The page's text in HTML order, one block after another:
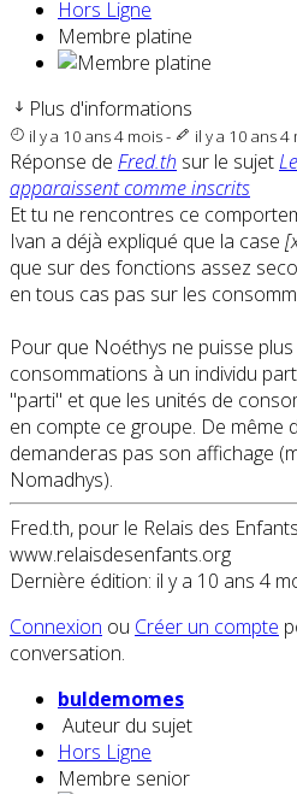
Hors Ligne
Membre platine
Plus d'informations
il y a 10 ans 4 mois- il y a 10 ans 4
Réponse de Fred.th sur le sujet
apparaissent comme inscrits
Et tu ne rencontres ce
Ivan a déjà expliqué que la case
que sur des fonctions assez
en tous cas pas sur les
Pour que Noéthys ne puisse
consommations à un individu
"parti" et que les unités de
en compte ce groupe. De même
demanderas pas son affichage
Nomadhys).
Fred.th, pour le Relais des
www.relaisdesenfants.org
Dernière édition: il y a 10 ans 4
Connexion ou Créer un compte
conversation.
buldemomes
Auteur du sujet
Hors Ligne
Membre senior